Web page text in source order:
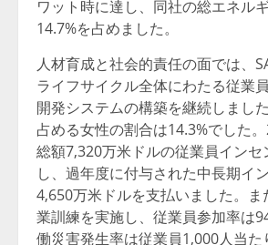
ワット時に達し、同社の総エネル
14.7%を占めました。
人材育成と社会的責任の面では、
ライフサイクル全体にわたる従業
開発システムの構築を継続しまし
占める女性の割合は14.3%でした
総額7,320万米ドルの従業員イン
し、過年度に付与された中長期イ
4,650万米ドルを支払いました。
業訓練を実施し、従業員参加率は
働災害発生率は従業員1,000人当た